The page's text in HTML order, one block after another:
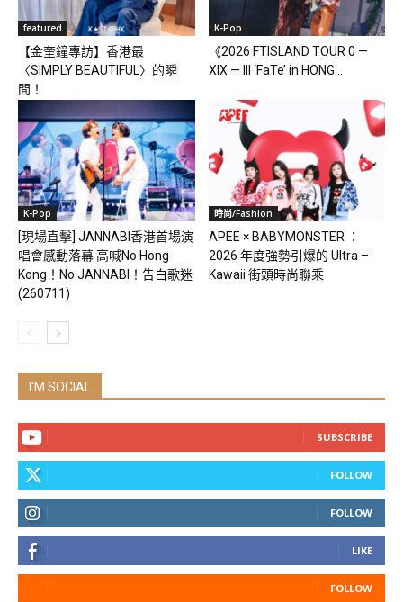
featured
【金奎鐘專訪】香港最
〈SIMPLY BEAUTIFUL〉的瞬
間！
K-Pop
《2026 FTISLAND TOUR 0 —
XIX — III ‘FaTe’ in HONG...
K-Pop
[現場直擊] JANNABI香港首場演
唱會感動落幕 高喊No Hong
Kong！No JANNABI！告白歌迷
(260711)
時尚/Fashion
APEE × BABYMONSTER ：
2026 年度強勢引爆的 Ultra –
Kawaii 街頭時尚聯乘
I'M SOCIAL
SUBSCRIBE
FOLLOW
FOLLOW
LIKE
FOLLOW